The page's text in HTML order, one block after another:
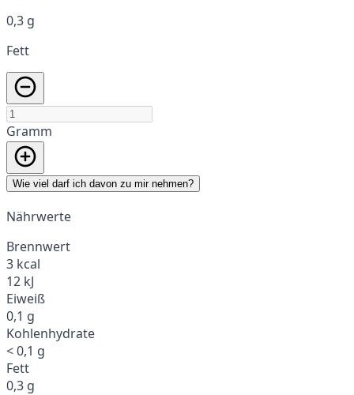
0,3 g
Fett
Gramm
Wie viel darf ich davon zu mir nehmen?
Nährwerte
Brennwert
3 kcal
12 kJ
Eiweiß
0,1 g
Kohlenhydrate
< 0,1 g
Fett
0,3 g